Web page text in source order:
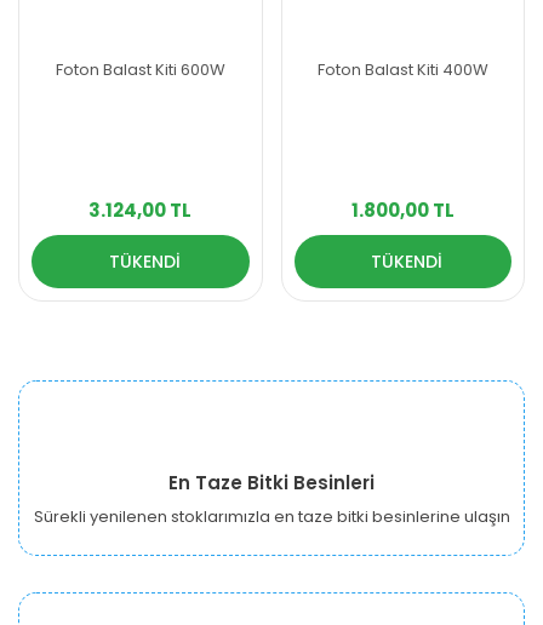
Foton Balast Kiti 600W
3.124,00 TL
TÜKENDİ
Foton Balast Kiti 400W
1.800,00 TL
TÜKENDİ
En Taze Bitki Besinleri
Sürekli yenilenen stoklarımızla en taze bitki besinlerine ulaşın